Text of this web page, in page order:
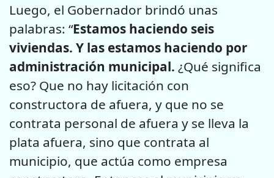
Luego, el Gobernador brindó unas
palabras: “Estamos haciendo seis
viviendas. Y las estamos haciendo por
administración municipal. ¿Qué significa
eso? Que no hay licitación con
constructora de afuera, y que no se
contrata personal de afuera y se lleva la
plata afuera, sino que contrata al
municipio, que actúa como empresa